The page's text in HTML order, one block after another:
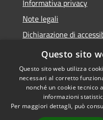
Informativa privacy
Note legali
Dichiarazione di
Whistleblowing
Accessibilità
Questo sito
Questo sito web utilizza
necessari al corretto
nonché un cookie tecnico
informazioni
Per maggiori dettagli, può